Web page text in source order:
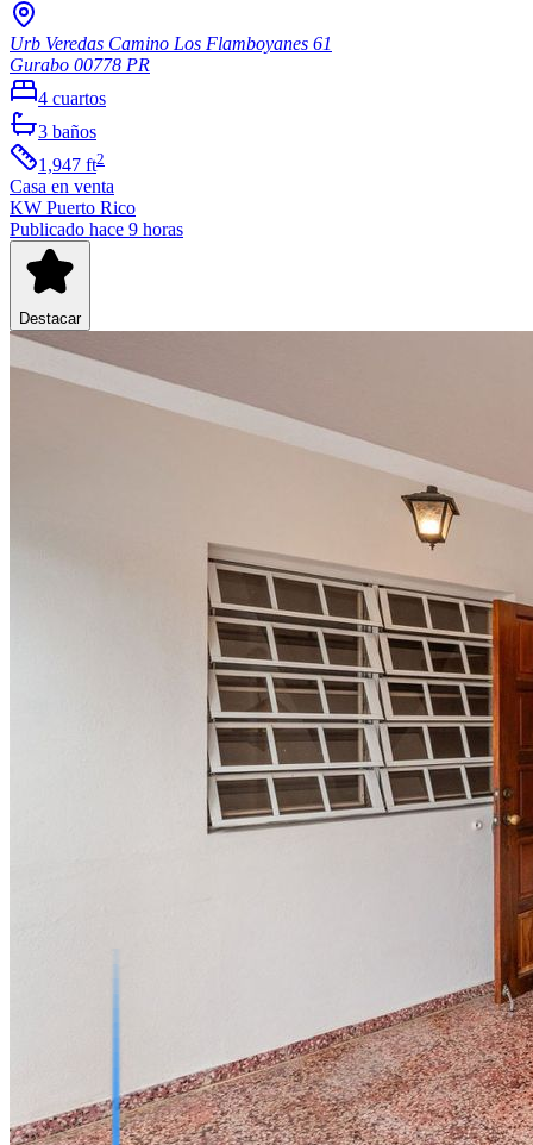
Urb Veredas Camino Los Flamboyanes 61
Gurabo 00778 PR
4 cuartos
3 baños
1,947 ft2
Casa en venta
KW Puerto Rico
Publicado hace 9 horas
Destacar